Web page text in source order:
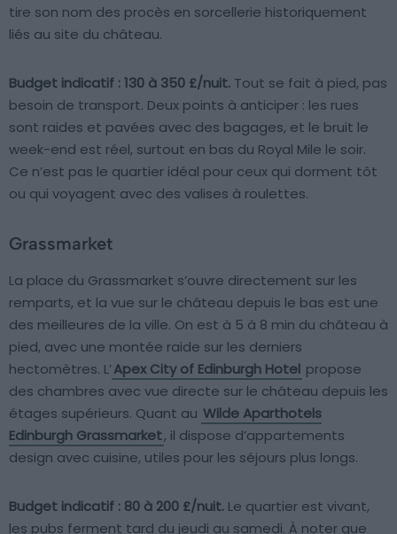
tire son nom des procès en sorcellerie historiquement
liés au site du château.
Budget indicatif : 130 à 350 £/nuit. Tout se fait à pied, pas
besoin de transport. Deux points à anticiper : les rues
sont raides et pavées avec des bagages, et le bruit le
week-end est réel, surtout en bas du Royal Mile le soir.
Ce n’est pas le quartier idéal pour ceux qui dorment tôt
ou qui voyagent avec des valises à roulettes.
Grassmarket
La place du Grassmarket s’ouvre directement sur les
remparts, et la vue sur le château depuis le bas est une
des meilleures de la ville. On est à 5 à 8 min du château à
pied, avec une montée raide sur les derniers
hectomètres. L’Apex City of Edinburgh Hotel propose
des chambres avec vue directe sur le château depuis les
étages supérieurs. Quant au Wilde Aparthotels
Edinburgh Grassmarket, il dispose d’appartements
design avec cuisine, utiles pour les séjours plus longs.
Budget indicatif : 80 à 200 £/nuit. Le quartier est vivant,
les pubs ferment tard du jeudi au samedi. À noter que